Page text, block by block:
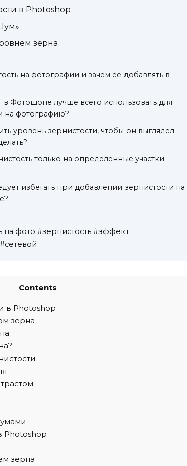
в Photoshop
зерна
на фотографии и зачем её добавлять в
в Фотошопе лучше всего использовать для
на фотографию?
уровень зернистости, чтобы он выглядел
только на определённые участки
избегать при добавлении зернистости на
на фото #зернистость #эффект
Contents
в Photoshop
зерна
Photoshop
зерна